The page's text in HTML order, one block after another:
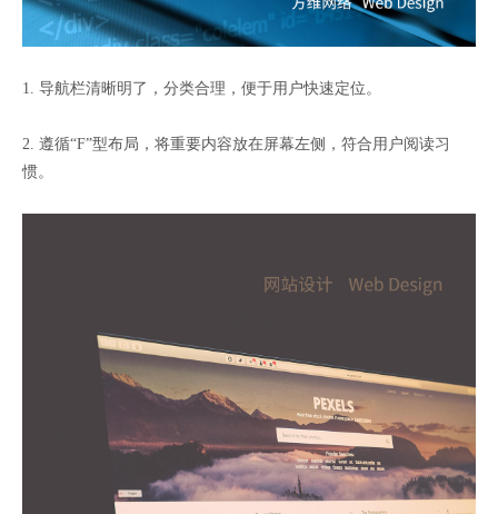
1. 导航栏清晰明了，分类合理，便于用户快速定位。
2. 遵循“F”型布局，将重要内容放在屏幕左侧，符合用户阅读习
惯。